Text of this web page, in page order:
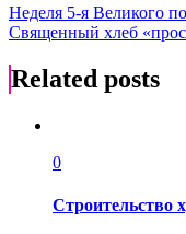
Навигация
по
записям
Неделя 5-я Великого
Священный хлеб
Related posts
0
Строительство